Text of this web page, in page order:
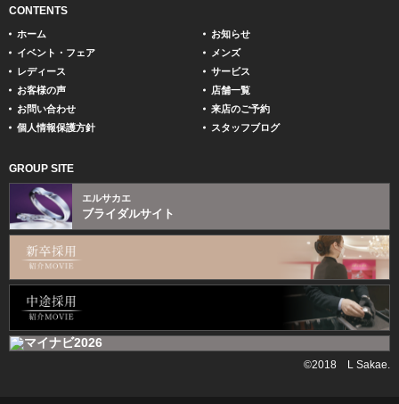
CONTENTS
ホーム
お知らせ
イベント・フェア
メンズ
レディース
サービス
お客様の声
店舗一覧
お問い合わせ
来店のご予約
個人情報保護方針
スタッフブログ
GROUP SITE
エルサカエ
ブライダルサイト
©2018 L Sakae.